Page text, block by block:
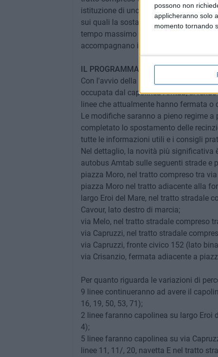
possono non
applicheranno solo
momento tornando
istituzione di uno spazio per
sui quali la sosta sarà consentita con
tempo massimo di quindici minuti, al
accompagnano i propri congiunti alla
IL PROGRAMMA DI
Con l'avvio della seconda fase dei
occupata dal capolinea Amtab, si
linee che attualmente hanno fermata o
Le modifiche saranno a pieno regime
completato lo spostamento delle
tutte le informazioni utili e i consigli
Nel dettaglio, la novità più significativa
autobus Amtab sulle seguenti strade e
piazza Moro, nel tratto compreso tra
piazza Moro nel tratto adiacente alla
largo Eroi del Mare, nel tratto stradale
Cavour, lato destro di marcia;
via Melo, nel tratto stradale compreso
via Capruzzi, nel tratto stradale
via Capruzzi, fronte civico 152 (lato
via Crisanzio, fermata adiacente a
Per quanto riguarda le variazioni di
9 linee continueranno ad avere il
16, 19, 50, 53, 71);
2 linee faranno capolinea su largo Eroi
4);
5 linee faranno capolinea su via
linee 11, 11/, 20, navetta E nel tratto